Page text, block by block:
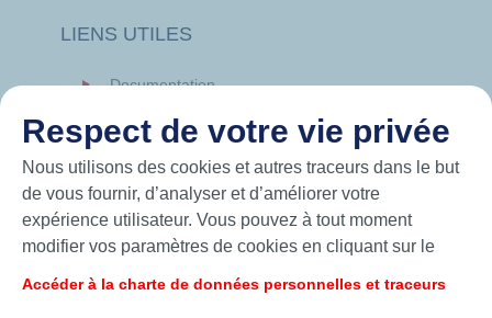
LIENS UTILES
Documentation
Hutchinson.com
Respect de votre vie privée
Nous utilisons des cookies et autres traceurs dans le but
de vous fournir, d’analyser et d’améliorer votre
expérience utilisateur. Vous pouvez à tout moment
modifier vos paramètres de cookies en cliquant sur le
« J’accepte », vous acceptez le dépôt de l’ensemble des
Accéder à la charte de données personnelles et traceurs